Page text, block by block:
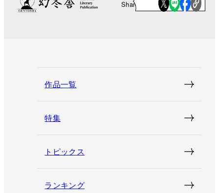
Share
作品一覧
特集
トピックス
ランキング